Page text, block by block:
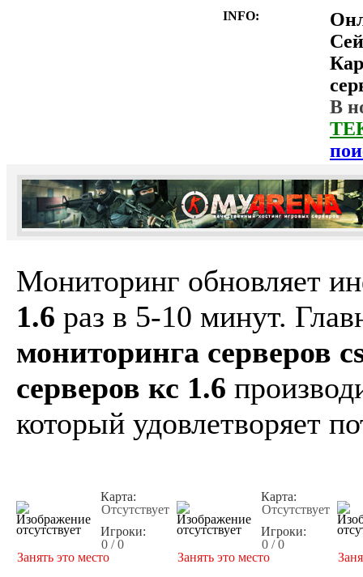
INFO:
В
Мониторинг обновляет
1.6 раз в 5-10 минут.
мониторинга серверов
серверов кс 1.6
который удовлетворяет
Карта:
Отсутствует
Игроки:
0 / 0
Занять это место
Карта:
Отсутствует
Игроки:
0 / 0
Занять это место